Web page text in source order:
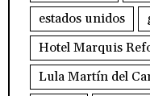
estados unidos
Hotel Marquis
Lula Martín del